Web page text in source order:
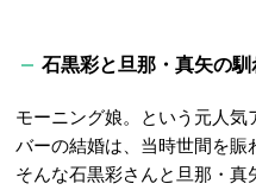
石黒彩と旦那・真矢の馴
モーニング娘。という元人
バーの結婚は、当時世間を賑
そんな石黒彩さんと旦那・